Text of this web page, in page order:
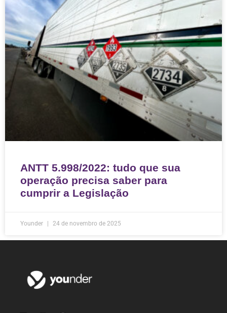
ANTT 5.998/2022: tudo que sua
operação precisa saber para
cumprir a Legislação
Younder 24 de novembro de 2025